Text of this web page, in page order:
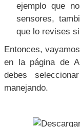
ejemplo que
sensores,
que lo revises
Entonces,
en la página de
debes
manejando.